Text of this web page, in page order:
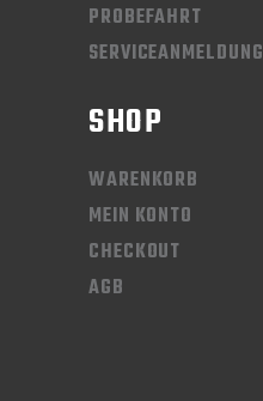
PROBEFAHRT
SERVICEANMELDUNG
SHOP
WARENKORB
MEIN KONTO
CHECKOUT
AGB